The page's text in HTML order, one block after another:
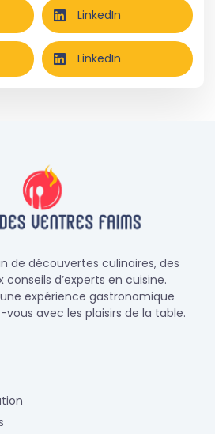
LinkedIn
LinkedIn
de découvertes culinaires, des
d’experts en cuisine.
expérience gastronomique
avec les plaisirs de la table.